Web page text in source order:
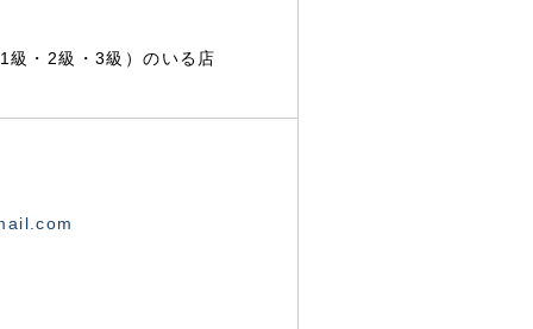
・2級・3級）のいる店